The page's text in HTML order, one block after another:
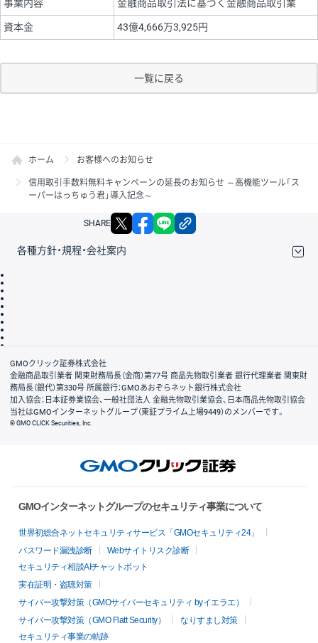
事業内容 金融商品取引法に基づく金融商品取引業
資本金 43億4,666万3,925円
一覧に戻る
ホーム お客様へのお知らせ
信用取引手数料無料キャンペーンの延長のお知らせ ～高機能ツール「ス
ーパーはっちゅう君」導入記念～
SHARE X facebook
各種方針・規程・会社案内
会社案内
GMOクリック証券株式会社
金融商品取引業者 関東財務局長（金商）第77号 商品先物取引業者 銀行代理業者 関東財
務局長（銀代）第330号 所属銀行：GMOあおぞらネット銀行株式会社
加入協会：日本証券業協会、一般社団法人 金融先物取引業協会、日本商品先物取引協会
当社はGMOインターネットグループ（東証プライム上場9449）のメンバーです。
© GMO CLICK Securities, Inc.
GMOインターネットグループのセキュリティ事業について
世界初総合ネットセキュリティサービス「GMOセキュリティ24」
パスワード漏洩診断
Webサイトリスク診断
セキュリティ相談AIチャットボット
実在証明・盗聴対策
サイバー攻撃対策（GMOサイバーセキュリティ byイエラエ）
サイバー攻撃対策（GMO Flatt Security）
なりすまし対策
セキュリティ事業の軌跡